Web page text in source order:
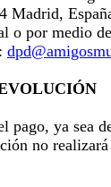
Madrid,
o por medio
pago, ya sea
no